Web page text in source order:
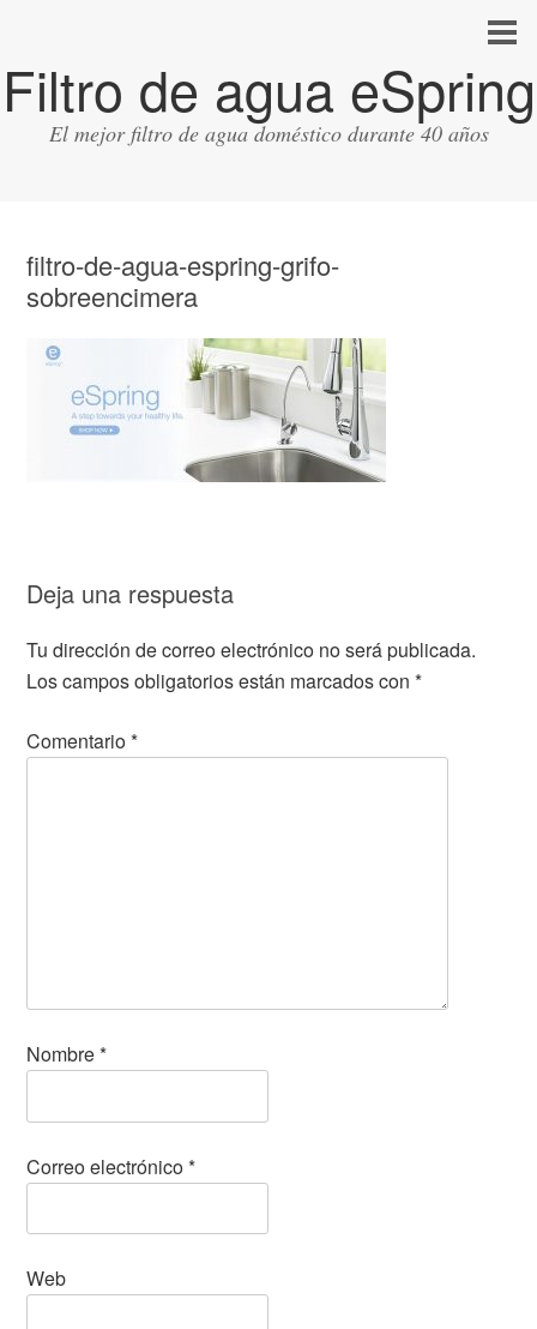
Filtro de agua eSpring
El mejor filtro de agua doméstico durante 40 años
filtro-de-agua-espring-grifo-
sobreencimera
Deja una respuesta
Tu dirección de correo electrónico no será publicada.
Los campos obligatorios están marcados con*
Comentario*
Nombre*
Correo electrónico*
Web